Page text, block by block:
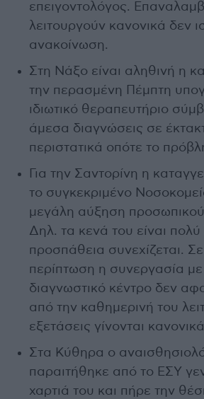
επειγοντολόγος.
λειτουργούν κανονικά δεν
ανακοίνωση.
Στη Νάξο είναι αληθινή η
την περασμένη Πέμπτη
ιδιωτικό θεραπευτήριο
άμεσα διαγνώσεις σε
περιστατικά οπότε το
Για την Σαντορίνη η
το συγκεκριμένο
μεγάλη αύξηση
Δηλ. τα κενά του είναι πολύ
προσπάθεια συνεχίζεται.
περίπτωση η συνεργασία με
διαγνωστικό κέντρο δεν
από την καθημερινή του
εξετάσεις γίνονται
Στα Κύθηρα ο
παραιτήθηκε από το ΕΣΥ
χαρτιά του και πήρε την